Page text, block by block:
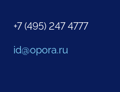
+7 (495) 247 4777
id@opora.ru